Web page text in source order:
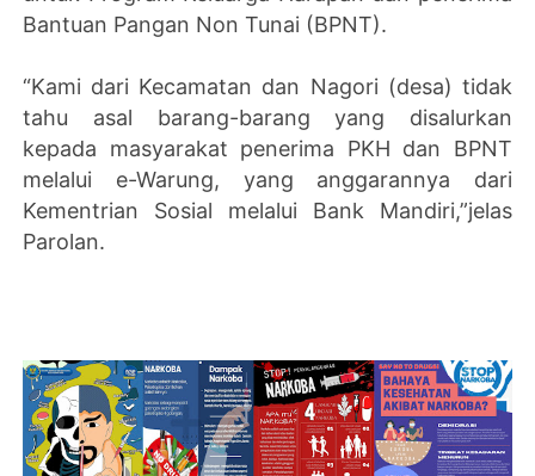
Bantuan Pangan Non Tunai (BPNT).
“Kami dari Kecamatan dan Nagori (desa) tidak
tahu asal barang-barang yang disalurkan
kepada masyarakat penerima PKH dan BPNT
melalui e-Warung, yang anggarannya dari
Kementrian Sosial melalui Bank Mandiri,”jelas
Parolan.